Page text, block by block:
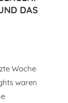
DAS
Woche
waren